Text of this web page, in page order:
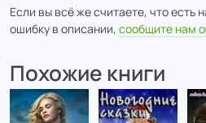
Если вы всё же считаете, что есть
ошибку в описании, сообщите нам
Похожие книги